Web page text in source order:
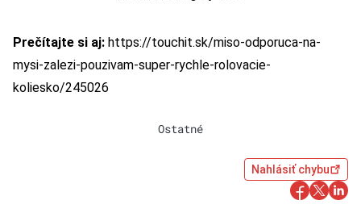
Prečítajte si aj: https://touchit.sk/miso-odporuca-na-
mysi-zalezi-pouzivam-super-rychle-rolovacie-
koliesko/245026
Ostatné
Nahlásiť chybu